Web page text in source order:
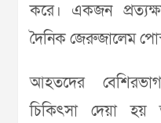
করে। একজন
দৈনিক জেরুজালেম
আহতদের
চিকিৎসা দেয়া